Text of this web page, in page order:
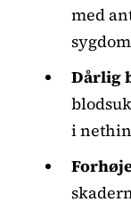
med
Dårlig
i